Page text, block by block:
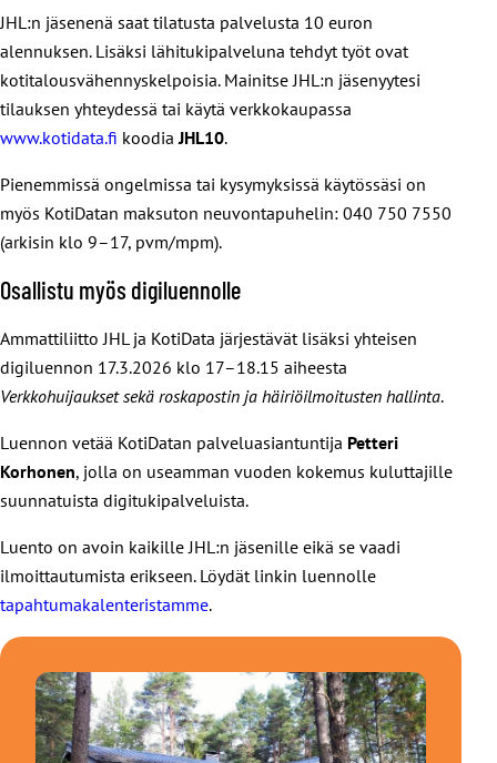
JHL:n jäsenenä saat tilatusta palvelusta 10 euron
alennuksen. Lisäksi lähitukipalveluna tehdyt työt ovat
kotitalousvähennyskelpoisia. Mainitse JHL:n jäsenyytesi
tilauksen yhteydessä tai käytä verkkokaupassa
www.kotidata.fi koodia JHL10.
Pienemmissä ongelmissa tai kysymyksissä käytössäsi on
myös KotiDatan maksuton neuvontapuhelin: 040 750 7550
(arkisin klo 9–17, pvm/mpm).
Osallistu myös digiluennolle
Ammattiliitto JHL ja KotiData järjestävät lisäksi yhteisen
digiluennon 17.3.2026 klo 17–18.15 aiheesta
Verkkohuijaukset sekä roskapostin ja häiriöilmoitusten hallinta.
Luennon vetää KotiDatan palveluasiantuntija Petteri
Korhonen, jolla on useamman vuoden kokemus kuluttajille
suunnatuista digitukipalveluista.
Luento on avoin kaikille JHL:n jäsenille eikä se vaadi
ilmoittautumista erikseen. Löydät linkin luennolle
tapahtumakalenteristamme.